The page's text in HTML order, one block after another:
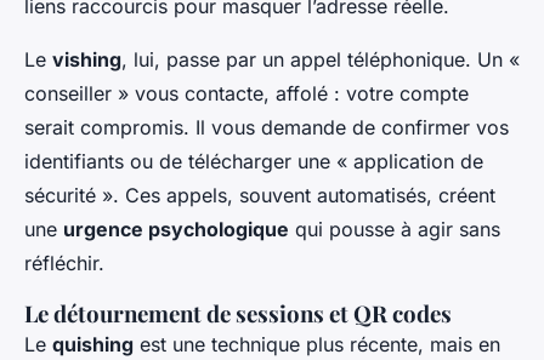
liens raccourcis pour masquer l’adresse réelle.
Le vishing, lui, passe par un appel téléphonique. Un «
conseiller » vous contacte, affolé : votre compte
serait compromis. Il vous demande de confirmer vos
identifiants ou de télécharger une « application de
sécurité ». Ces appels, souvent automatisés, créent
une urgence psychologique qui pousse à agir sans
réfléchir.
Le détournement de sessions et QR codes
Le quishing est une technique plus récente, mais en